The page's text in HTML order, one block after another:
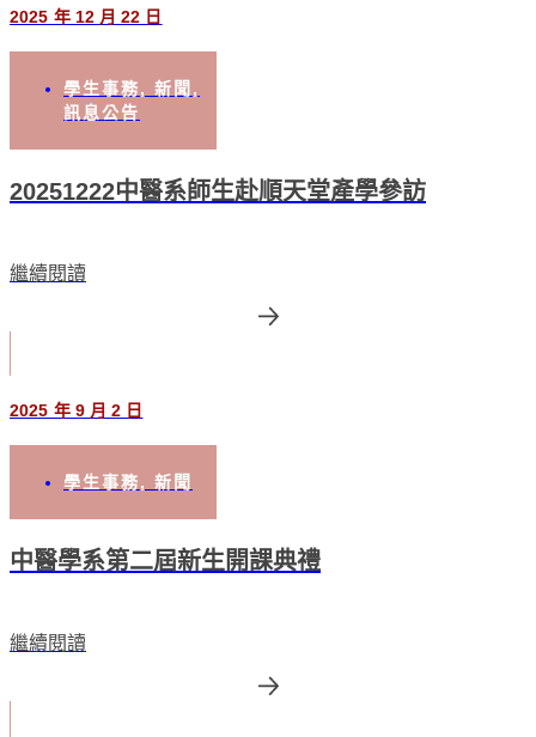
2025 年 12 月 22 日
學生事務, 新聞 ,
訊息公告
20251222中醫系師生赴順天堂產學參訪
繼續閱讀
2025 年 9 月 2 日
學生事務, 新聞
中醫學系第二屆新生開課典禮
繼續閱讀